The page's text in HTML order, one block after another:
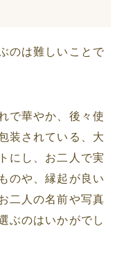
のは難しいことで
で華やか、後々使
装されている、大
にし、お二人で実
のや、縁起が良い
二人の名前や写真
ぶのはいかがでし